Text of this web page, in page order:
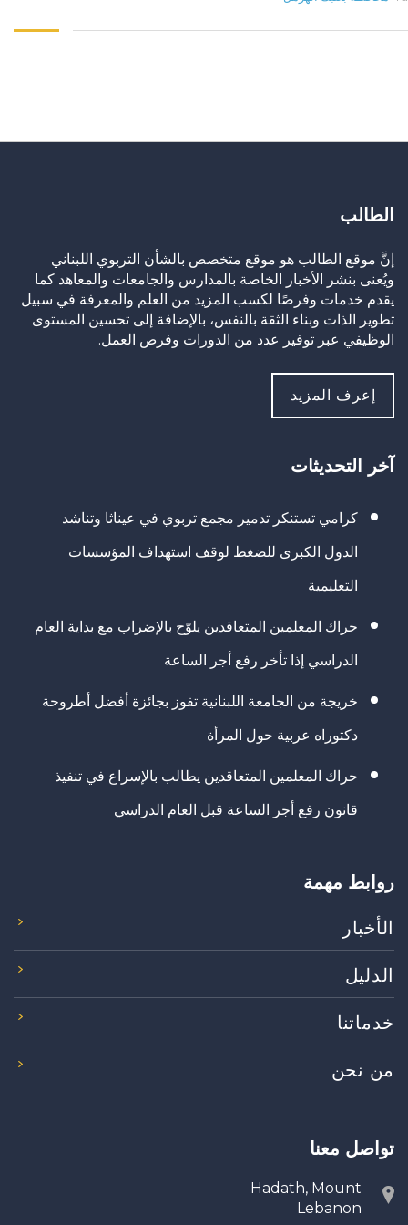
الطالب
إنَّ موقع الطالب هو موقع متخصص بالشأن التربوي اللبناني
ويُعنى بنشر الأخبار الخاصة بالمدارس والجامعات والمعاهد كما
يقدم خدمات وفرصًا لكسب المزيد من العلم والمعرفة في سبيل
تطوير الذات وبناء الثقة بالنفس، بالإضافة إلى تحسين المستوى
الوظيفي عبر توفير عدد من الدورات وفرص العمل.
إعرف المزيد
آخر التحديثات
كرامي تستنكر تدمير مجمع تربوي في عيناثا وتناشد
الدول الكبرى للضغط لوقف استهداف المؤسسات
التعليمية
حراك المعلمين المتعاقدين يلوّح بالإضراب مع بداية العام
الدراسي إذا تأخر رفع أجر الساعة
خريجة من الجامعة اللبنانية تفوز بجائزة أفضل أطروحة
دكتوراه عربية حول المرأة
حراك المعلمين المتعاقدين يطالب بالإسراع في تنفيذ
قانون رفع أجر الساعة قبل العام الدراسي
روابط مهمة
الأخبار
الدليل
خدماتنا
من نحن
تواصل معنا
Hadath, Mount
Lebanon